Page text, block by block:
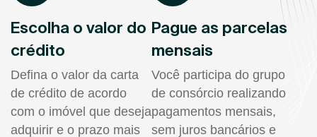
Escolha o valor do
crédito
Defina o valor da carta
de crédito de acordo
com o imóvel que deseja
adquirir e o prazo mais
Pague as parcelas
mensais
Você participa do grupo
de consórcio realizando
pagamentos mensais,
sem juros bancários e